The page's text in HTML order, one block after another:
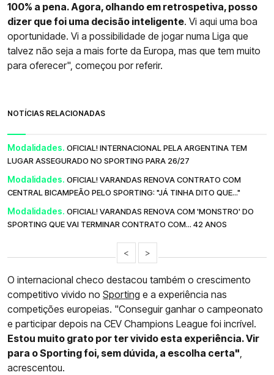
100% a pena. Agora, olhando em retrospetiva, posso
dizer que foi uma decisão inteligente. Vi aqui uma boa
oportunidade. Vi a possibilidade de jogar numa Liga que
talvez não seja a mais forte da Europa, mas que tem muito
para oferecer", começou por referir.
NOTÍCIAS RELACIONADAS
Modalidades. OFICIAL! INTERNACIONAL PELA ARGENTINA TEM
LUGAR ASSEGURADO NO SPORTING PARA 26/27
Modalidades. OFICIAL! VARANDAS RENOVA CONTRATO COM
CENTRAL BICAMPEÃO PELO SPORTING: "JÁ TINHA DITO QUE..."
Modalidades. OFICIAL! VARANDAS RENOVA COM 'MONSTRO' DO
SPORTING QUE VAI TERMINAR CONTRATO COM... 42 ANOS
< >
O internacional checo destacou também o crescimento
competitivo vivido no Sporting e a experiência nas
competições europeias. "Conseguir ganhar o campeonato
e participar depois na CEV Champions League foi incrível.
Estou muito grato por ter vivido esta experiência. Vir
para o Sporting foi, sem dúvida, a escolha certa",
acrescentou.